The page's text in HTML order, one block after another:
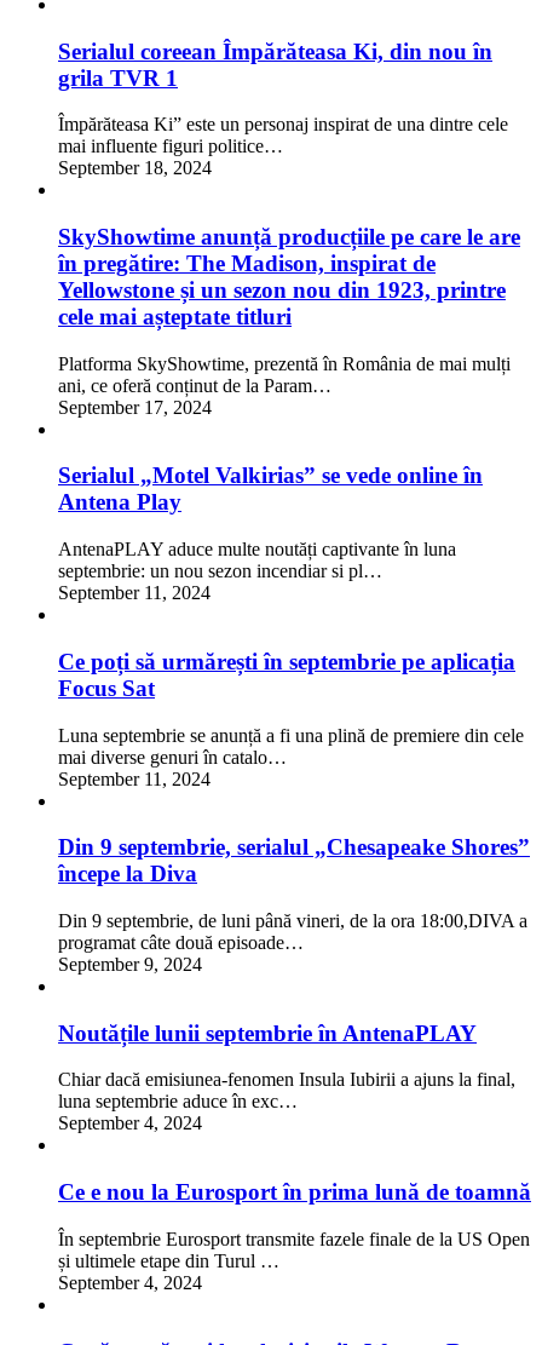
Serialul coreean Împărăteasa Ki, din nou în
grila TVR 1
Împărăteasa Ki” este un personaj inspirat de una dintre cele
mai influente figuri politice…
September 18, 2024
SkyShowtime anunță producțiile pe care le are
în pregătire: The Madison, inspirat de
Yellowstone și un sezon nou din 1923, printre
cele mai așteptate titluri
Platforma SkyShowtime, prezentă în România de mai mulți
ani, ce oferă conținut de la Param…
September 17, 2024
Serialul „Motel Valkirias” se vede online în
Antena Play
AntenaPLAY aduce multe noutăți captivante în luna
septembrie: un nou sezon incendiar si pl…
September 11, 2024
Ce poți să urmărești în septembrie pe aplicația
Focus Sat
Luna septembrie se anunță a fi una plină de premiere din cele
mai diverse genuri în catalo…
September 11, 2024
Din 9 septembrie, serialul „Chesapeake Shores”
începe la Diva
Din 9 septembrie, de luni până vineri, de la ora 18:00,DIVA a
programat câte două episoade…
September 9, 2024
Noutățile lunii septembrie în AntenaPLAY
Chiar dacă emisiunea-fenomen Insula Iubirii a ajuns la final,
luna septembrie aduce în exc…
September 4, 2024
Ce e nou la Eurosport în prima lună de toamnă
În septembrie Eurosport transmite fazele finale de la US Open
și ultimele etape din Turul …
September 4, 2024